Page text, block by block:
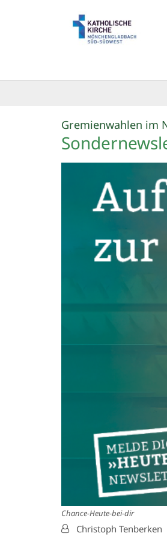
Gremienwahlen im
Chance-Heute-bei-dir
Von:Christoph Tenberken